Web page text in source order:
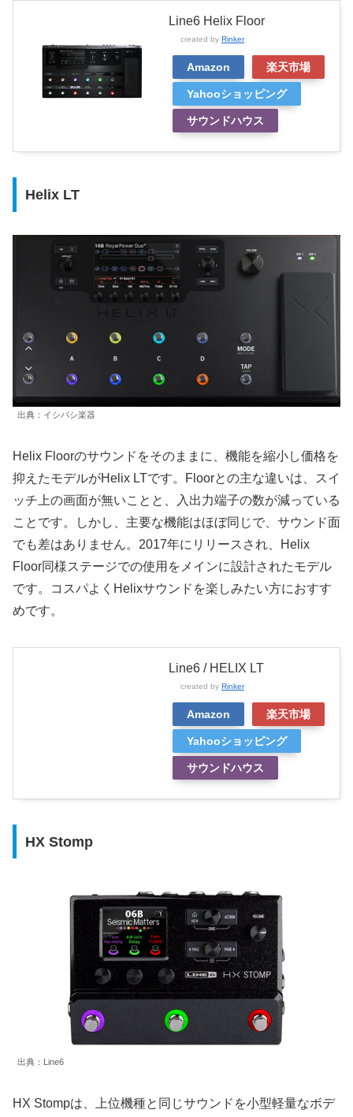
Line6 Helix Floor
created by Rinker
Amazon 楽天市場
Yahooショッピング
サウンドハウス
Helix LT
出典：イシバシ楽器
Helix Floorのサウンドをそのままに、機能を縮小し価格を
抑えたモデルがHelix LTです。Floorとの主な違いは、スイ
ッチ上の画面が無いことと、入出力端子の数が減っている
ことです。しかし、主要な機能はほぼ同じで、サウンド面
でも差はありません。2017年にリリースされ、Helix
Floor同様ステージでの使用をメインに設計されたモデル
です。コスパよくHelixサウンドを楽しみたい方におすす
めです。
Line6 / HELIX LT
created by Rinker
Amazon 楽天市場
Yahooショッピング
サウンドハウス
HX Stomp
出典：Line6
HX Stompは、上位機種と同じサウンドを小型軽量なボデ